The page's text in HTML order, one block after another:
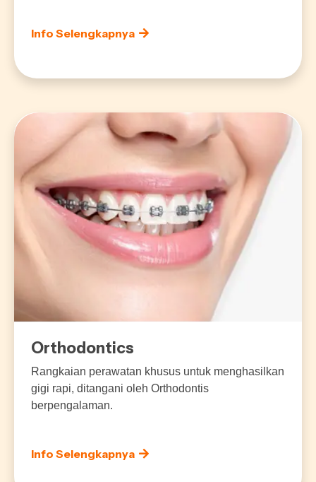
Info Selengkapnya
Orthodontics
Rangkaian perawatan khusus untuk menghasilkan
gigi rapi, ditangani oleh Orthodontis
berpengalaman.
Info Selengkapnya